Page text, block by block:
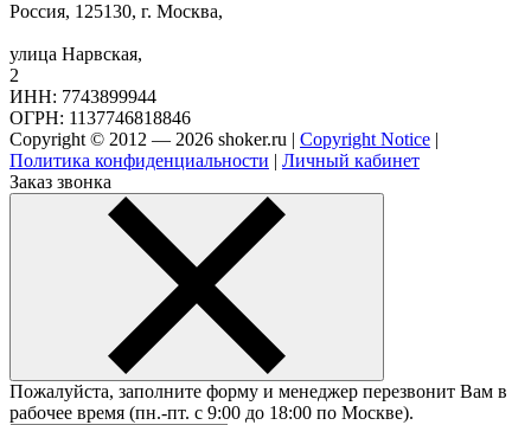
Россия, 125130, г. Москва,
улица Нарвская,
2
ИНН: 7743899944
ОГРН: 1137746818846
Copyright © 2012 — 2026 shoker.ru | Copyright Notice |
Политика конфиденциальности | Личный кабинет
Заказ звонка
Пожалуйста, заполните форму и менеджер перезвонит Вам в
рабочее время (пн.-пт. с 9:00 до 18:00 по Москве).